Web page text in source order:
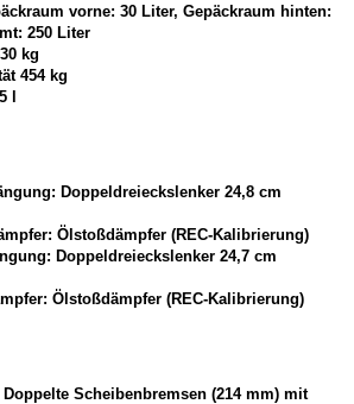
vorne: 30 Liter, Gepäckraum hinten:
250 Liter
kg
454 kg
l
Doppeldreieckslenker 24,8 cm
Ölstoßdämpfer (REC-Kalibrierung)
Doppeldreieckslenker 24,7 cm
Ölstoßdämpfer (REC-Kalibrierung)
Scheibenbremsen (214 mm) mit